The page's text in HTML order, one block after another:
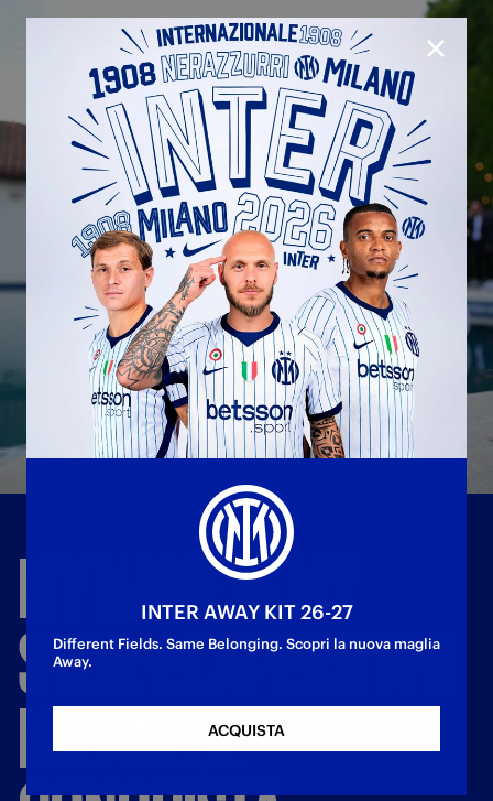
MY NAMEISMY
STORY:L’APERITIVO
MILANESE
INTER AWAY KIT 26-27
Different Fields. Same Belonging. Scopri la nuova maglia
Away.
ACQUISTA